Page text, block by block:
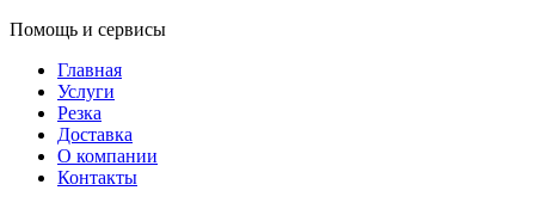
Помощь и сервисы
Главная
Услуги
Резка
Доставка
О компании
Контакты